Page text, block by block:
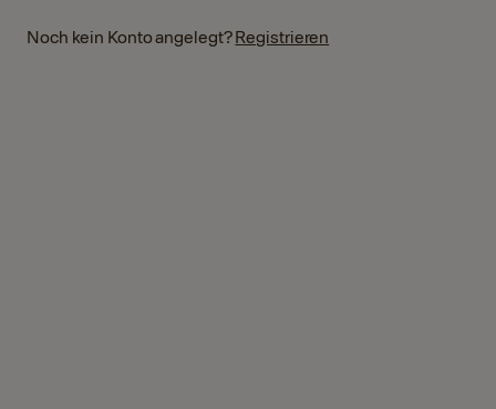
Noch kein Konto angelegt? Registrieren